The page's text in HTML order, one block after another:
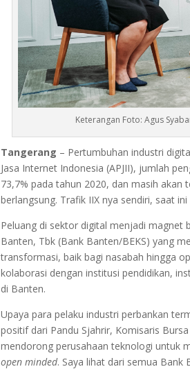
Keterangan Foto: Agus
Tangerang – Pertumbuhan industri
Jasa Internet Indonesia (APJII), jumlah
73,7% pada tahun 2020, dan masih
berlangsung. Trafik IIX nya sendiri, saat
Peluang di sektor digital menjadi magnet
Banten, Tbk (Bank Banten/BEKS) yang
transformasi, baik bagi nasabah hingga
kolaborasi dengan institusi pendidikan,
di Banten.
Upaya para pelaku industri perbankan
positif dari Pandu Sjahrir, Komisaris
mendorong perusahaan teknologi untuk
open minded. Saya lihat dari semua Bank